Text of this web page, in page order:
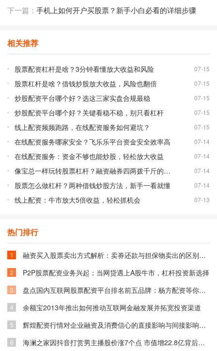
下一篇： 手机上如何开户买股票？新手小白必看的详细步骤
相关推荐
股票配资杠杆是啥？3分钟看懂放大收益和风险 07-15
股票杠杆是啥？借钱炒股放大收益，风险也翻倍 07-15
炒股配资平台哪个好？选这三家实盘合规最稳 07-15
炒股配资平台哪个好？关键看稳不稳，别只看杠杆 07-15
线上配资频频跑路，在线配资服务如何避坑？ 07-15
在线配资服务哪家安全？飞乐乐平台资金安全效率高 07-14
在线配资服务：资金不够也能炒股，轻松放大收益 07-14
像宝总一样玩转股票杠杆？融资融券四两拨千斤的秘密 07-14
股票怎么做杠杆？两种借钱炒股方法，新手一看就懂 07-14
线上配资：牛市放大5倍收益，轻松抓机会 07-13
热门排行
1 融资买入股票卖出方式解析：卖券还款与担保物卖出的区别与选择
2 P2P股票配资业务兴起：当网贷遇上A股牛市，杠杆投资新选择
3 盘点国内互联网股票配资平台排名前五品牌：杨方配资等你了解
4 余额宝2013年推出如何推动互联网金融发展并拓宽投资渠道
5 辉煌配资行情对企业融资及消费信心的直接影响与间接影响分析
6 海澜之家因抖音打赏男主播股价涨7个点 市值增22.8亿背后原因